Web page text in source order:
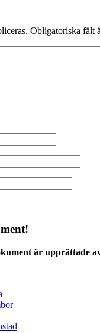
Obligatoriska fält
är upprättade